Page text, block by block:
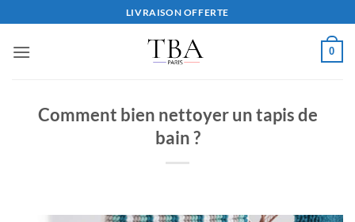
au
contenu
LIVRAISON OFFERTE
0
Comment bien nettoyer un tapis de
bain ?